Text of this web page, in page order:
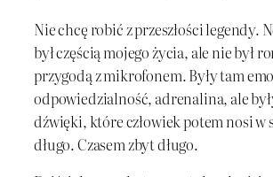
Nie chcę robić z przeszłości legendy.
był częścią mojego życia, ale nie był
przygodą z mikrofonem. Były tam
odpowiedzialność, adrenalina, ale
dźwięki, które człowiek potem nosi w
długo. Czasem zbyt długo.